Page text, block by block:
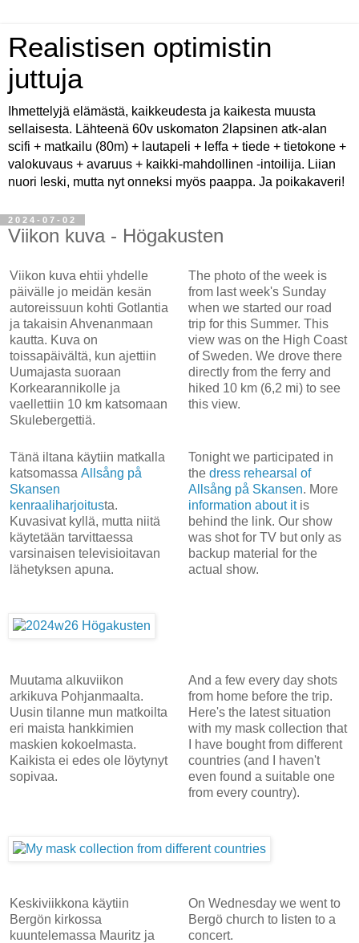
Realistisen optimistin
juttuja
Ihmettelyjä elämästä, kaikkeudesta ja kaikesta muusta
sellaisesta. Lähteenä 60v uskomaton 2lapsinen atk-alan
scifi + matkailu (80m) + lautapeli + leffa + tiede + tietokone +
valokuvaus + avaruus + kaikki-mahdollinen -intoilija. Liian
nuori leski, mutta nyt onneksi myös paappa. Ja poikakaveri!
2024-07-02
Viikon kuva - Högakusten
Viikon kuva ehtii yhdelle
päivälle jo meidän kesän
autoreissuun kohti Gotlantia
ja takaisin Ahvenanmaan
kautta. Kuva on
toissapäivältä, kun ajettiin
Uumajasta suoraan
Korkearannikolle ja
vaellettiin 10 km katsomaan
Skulebergettiä.
The photo of the week is
from last week's Sunday
when we started our road
trip for this Summer. This
view was on the High Coast
of Sweden. We drove there
directly from the ferry and
hiked 10 km (6,2 mi) to see
this view.
Tänä iltana käytiin matkalla
katsomassa Allsång på
Skansen
kenraaliharjoitusta.
Kuvasivat kyllä, mutta niitä
käytetään tarvittaessa
varsinaisen televisioitavan
lähetyksen apuna.
Tonight we participated in
the dress rehearsal of
Allsång på Skansen. More
information about itis
behind the link. Our show
was shot for TV but only as
backup material for the
actual show.
Muutama alkuviikon
arkikuva Pohjanmaalta.
Uusin tilanne mun matkoilta
eri maista hankkimien
maskien kokoelmasta.
Kaikista ei edes ole löytynyt
sopivaa.
And a few every day shots
from home before the trip.
Here's the latest situation
with my mask collection that
I have bought from different
countries (and I haven't
even found a suitable one
from every country).
Keskiviikkona käytiin
Bergön kirkossa
kuuntelemassa Mauritz ja
On Wednesday we went to
Bergö church to listen to a
concert.